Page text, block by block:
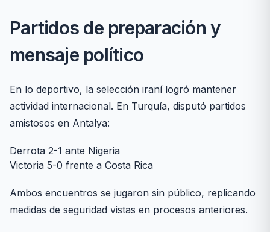
Partidos de preparación y
mensaje político
En lo deportivo, la selección iraní logró mantener
actividad internacional. En Turquía, disputó partidos
amistosos en Antalya:
Derrota 2-1 ante Nigeria
Victoria 5-0 frente a Costa Rica
Ambos encuentros se jugaron sin público, replicando
medidas de seguridad vistas en procesos anteriores.